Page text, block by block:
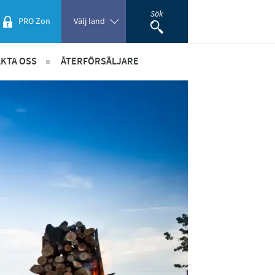
PRO Zon Välj land
Romania
Sök
OSS
om sponsring
ÅTERFÖRSÄLJARE
- marknadsmaterial